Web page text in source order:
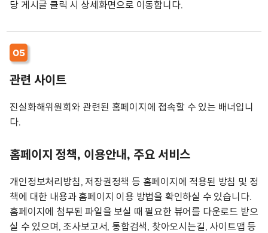
당 게시글 클릭 시 상세화면으로 이동합니다.
05
관련 사이트
진실화해위원회와 관련된 홈페이지에 접속할 수 있는 배너입니
다.
홈페이지 정책, 이용안내, 주요 서비스
개인정보처리방침, 저장권정책 등 홈페이지에 적용된 방침 및 정
책에 대한 내용과 홈페이지 이용 방법을 확인하실 수 있습니다.
홈페이지에 첨부된 파일을 보실 때 필요한 뷰어를 다운로드 받으
실 수 있으며, 조사보고서, 통합검색, 찾아오시는길, 사이트맵 등